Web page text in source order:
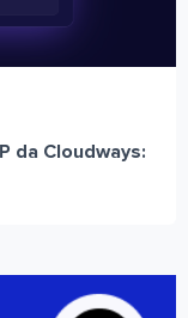
da Cloudways: